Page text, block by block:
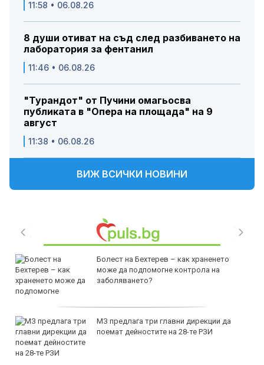
11:58 • 06.08.26
8 души отиват на съд след разбиването на
лаборатория за фентанил
11:46 • 06.08.26
"Турандот" от Пучини омагьосва
публиката в "Опера на площада" на 9
август
11:38 • 06.08.26
ВИЖ ВСИЧКИ НОВИНИ
Болест на Бехтерев – как храненето
може да подпомогне контрола на
заболяването?
МЗ предлага три главни дирекции да
поемат дейностите на 28-те РЗИ